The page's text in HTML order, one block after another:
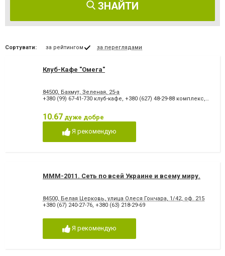
ЗНАЙТИ
Сортувати: за рейтингом за переглядами
Клуб-Кафе "Омега"
84500, Бахмут, Зеленая, 25-а
+380 (99) 67-41-730 клуб-кафе, +380 (627) 48-29-88 комплекс, +380
10.67 дуже добре
Я рекомендую
МММ-2011. Сеть по всей Украине и всему миру.
84500, Белая Церковь, улица Олеся Гончара, 1/42, оф. 215
+380 (67) 240-27-76, +380 (63) 218-29-69
Я рекомендую